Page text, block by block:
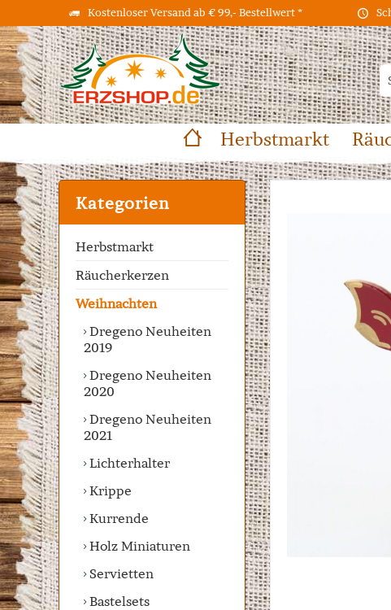
Kostenloser Versand ab € 99,- Bestellwert *
Herbstmarkt
Kategorien
Herbstmarkt
Räucherkerzen
Weihnachten
Dregeno Neuheiten
2019
Dregeno Neuheiten
2020
Dregeno Neuheiten
2021
Lichterhalter
Krippe
Kurrende
Holz Miniaturen
Servietten
Bastelsets